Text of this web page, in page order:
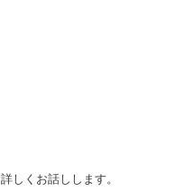
しくお話しします。